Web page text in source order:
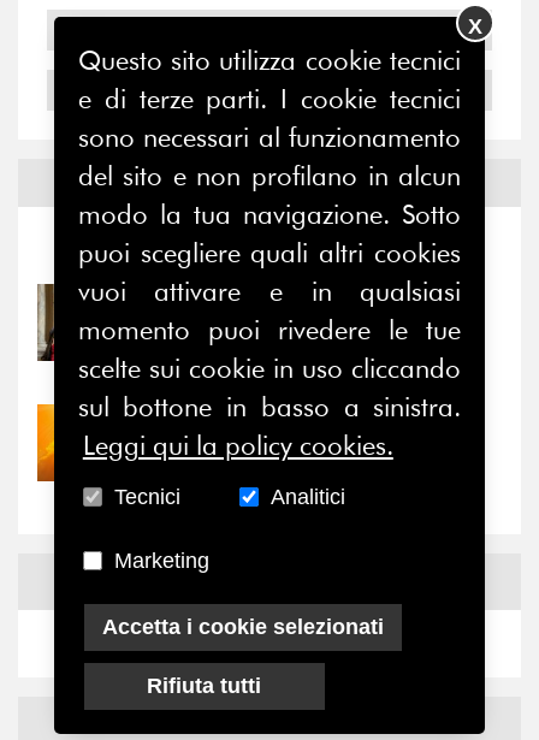
2004
Notizie edEventi
Notizie-Eventi
31/07/2026
Prima della pausa estiva,
il valore di...
Nove anni dopo la
“grande cecità”: la...
News
Questo sito utilizza cookie tecnici
e di terze parti. I cookie tecnici
sono necessari al funzionamento
del sito e non profilano in alcun
modo la tua navigazione. Sotto
puoi scegliere quali altri cookies
vuoi attivare e in qualsiasi
momento puoi rivedere le tue
scelte sui cookie in uso cliccando
sul bottone in basso a sinistra.
Leggi qui la policy cookies.
Tecnici Analitici
Marketing
Accetta i cookie selezionati
Rifiuta tutti
X